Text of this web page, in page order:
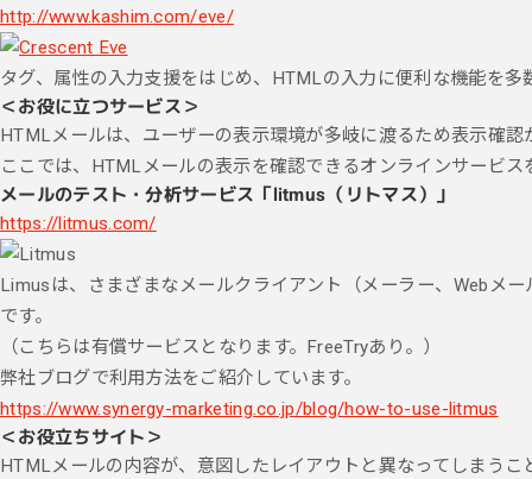
http://www.kashim.com/eve/
タグ、属性の入力支援をはじめ、HTMLの入力に便利な機能を多
＜お役に立つサービス＞
HTMLメールは、ユーザーの表示環境が多岐に渡るため表示確認
ここでは、HTMLメールの表示を確認できるオンラインサービス
メールのテスト・分析サービス「litmus（リトマス）」
https://litmus.com/
Limusは、さまざまなメールクライアント（メーラー、Webメ
です。
（こちらは有償サービスとなります。FreeTryあり。）
弊社ブログで利用方法をご紹介しています。
https://www.synergy-marketing.co.jp/blog/how-to-use-litmus
＜お役立ちサイト＞
HTMLメールの内容が、意図したレイアウトと異なってしまうこ